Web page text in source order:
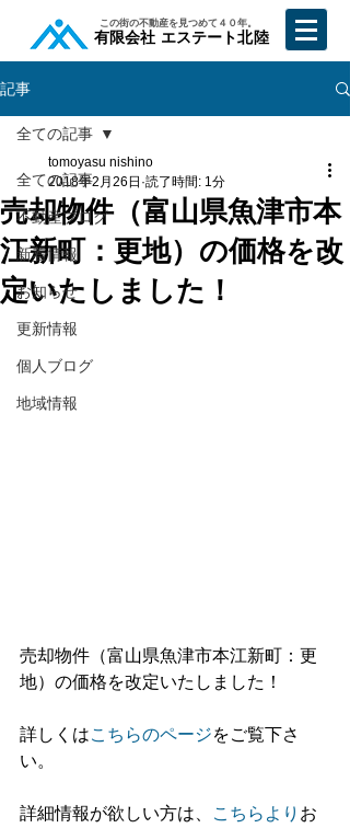
​この街の不動産を見つめて４０年。
​有限会社 エステート北陸
記事
全ての記事
不動産ブログ
新着情報
お知らせ
更新情報
個人ブログ
地域情報
全ての記事
売却物件（富山県魚津市本
江新町：更地）の価格を改
定いたしました！
tomoyasu nishino
2018年2月26日 読了時間: 1分
売却物件（富山県魚津市本江新町：更
地）の価格を改定いたしました！
詳しくはこちらのページをご覧下さ
い。
詳細情報が欲しい方は、 こちらより お